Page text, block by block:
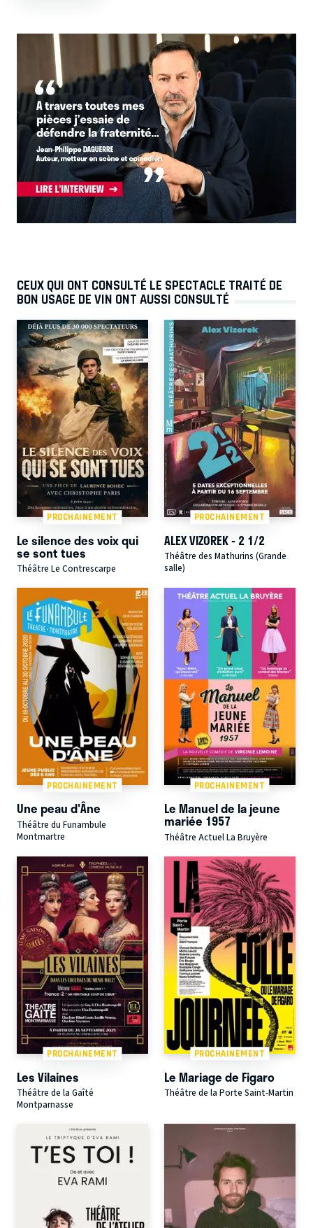
CEUX QUI ONT CONSULTÉ LE SPECTACLE TRAITÉ DE
BON USAGE DE VIN ONT AUSSI CONSULTÉ
PROCHAINEMENT
Le silence des voix qui
se sont tues
Théâtre Le Contrescarpe
PROCHAINEMENT
ALEX VIZOREK - 2 1/2
Théâtre des Mathurins (Grande
salle)
PROCHAINEMENT
Une peau d'Âne
Théâtre du Funambule
Montmartre
PROCHAINEMENT
Le Manuel de la jeune
mariée 1957
Théâtre Actuel La Bruyère
PROCHAINEMENT
Les Vilaines
Théâtre de la Gaîté
Montparnasse
PROCHAINEMENT
Le Mariage de Figaro
Théâtre de la Porte Saint-Martin